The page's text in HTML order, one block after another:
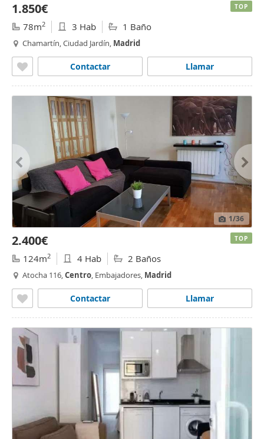
1.850€
78m2 3 Hab 1 Baño
Chamartín, Ciudad Jardín, Madrid
Llamar
Contactar
TOP
1/36
2.400€
124m2 4 Hab 2 Baños
Atocha 116,Centro, Embajadores, Madrid
Llamar
Contactar
TOP